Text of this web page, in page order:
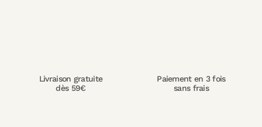
Livraison gratuite
dès 59€
Paiement en 3 fois
sans frais